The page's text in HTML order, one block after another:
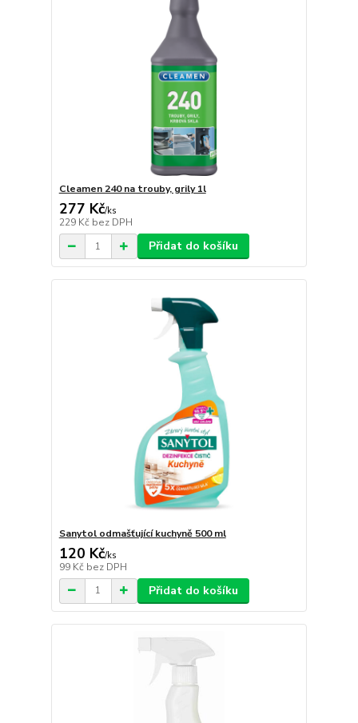
Cleamen 240 na trouby, grily 1l
277 Kč/ks
229 Kč bez DPH
Přidat do košíku
Sanytol odmašťující kuchyně 500 ml
120 Kč/ks
99 Kč bez DPH
Přidat do košíku